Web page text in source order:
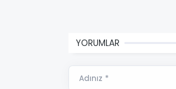
YORUMLAR
Adınız *